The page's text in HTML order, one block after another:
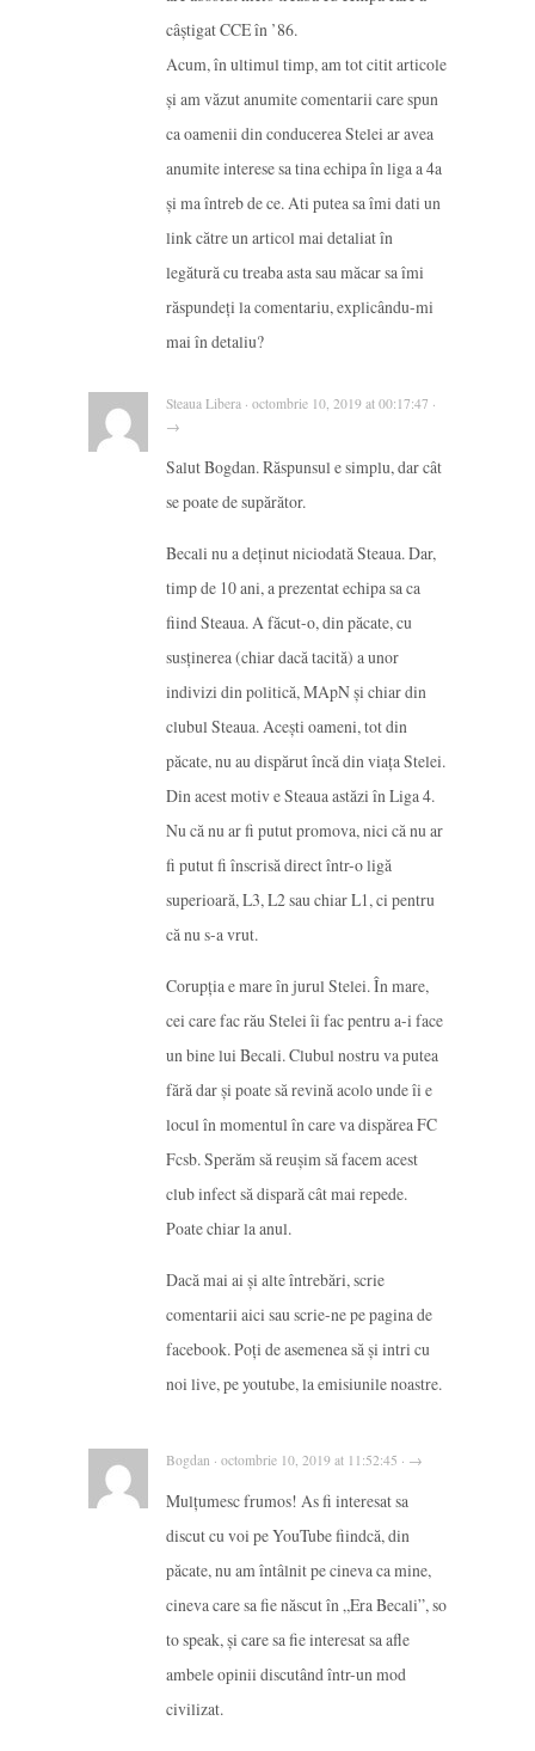
câștigat CCE în ’86.
Acum, în ultimul timp, am tot citit articole
și am văzut anumite comentarii care spun
ca oamenii din conducerea Stelei ar avea
anumite interese sa tina echipa în liga a 4a
și ma întreb de ce. Ati putea sa îmi dati un
link către un articol mai detaliat în
legătură cu treaba asta sau măcar sa îmi
răspundeți la comentariu, explicându-mi
mai în detaliu?
Steaua Libera · octombrie 10, 2019 at 00:17:47 ·
→
Salut Bogdan. Răspunsul e simplu, dar cât
se poate de supărător.
Becali nu a deținut niciodată Steaua. Dar,
timp de 10 ani, a prezentat echipa sa ca
fiind Steaua. A făcut-o, din păcate, cu
susținerea (chiar dacă tacită) a unor
indivizi din politică, MApN și chiar din
clubul Steaua. Acești oameni, tot din
păcate, nu au dispărut încă din viața Stelei.
Din acest motiv e Steaua astăzi în Liga 4.
Nu că nu ar fi putut promova, nici că nu ar
fi putut fi înscrisă direct într-o ligă
superioară, L3, L2 sau chiar L1, ci pentru
că nu s-a vrut.
Corupția e mare în jurul Stelei. În mare,
cei care fac rău Stelei îi fac pentru a-i face
un bine lui Becali. Clubul nostru va putea
fără dar și poate să revină acolo unde îi e
locul în momentul în care va dispărea FC
Fcsb. Sperăm să reușim să facem acest
club infect să dispară cât mai repede.
Poate chiar la anul.
Dacă mai ai și alte întrebări, scrie
comentarii aici sau scrie-ne pe pagina de
facebook. Poți de asemenea să și intri cu
noi live, pe youtube, la emisiunile noastre.
Bogdan · octombrie 10, 2019 at 11:52:45 · →
Mulțumesc frumos! As fi interesat sa
discut cu voi pe YouTube fiindcă, din
păcate, nu am întâlnit pe cineva ca mine,
cineva care sa fie născut în „Era Becali”, so
to speak, și care sa fie interesat sa afle
ambele opinii discutând într-un mod
civilizat.